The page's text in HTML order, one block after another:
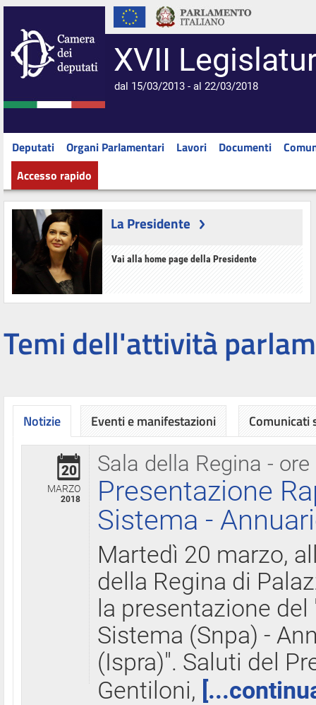
XVII
dal 15/03/2013 - al 22/03/2018
Deputati Organi Parlamentari Lavori Documenti
Accesso rapido
La Presidente
Vai alla home page della Presidente
Temi dell'attività
Notizie
Sala della Regina - ore
20
MARZO
2018
Presentazione
Sistema -
Martedì 20 marzo,
della Regina di
la presentazione
Sistema (Snpa) -
(Ispra)". Saluti del
Gentiloni,
Eventi e manifestazioni Comunicati